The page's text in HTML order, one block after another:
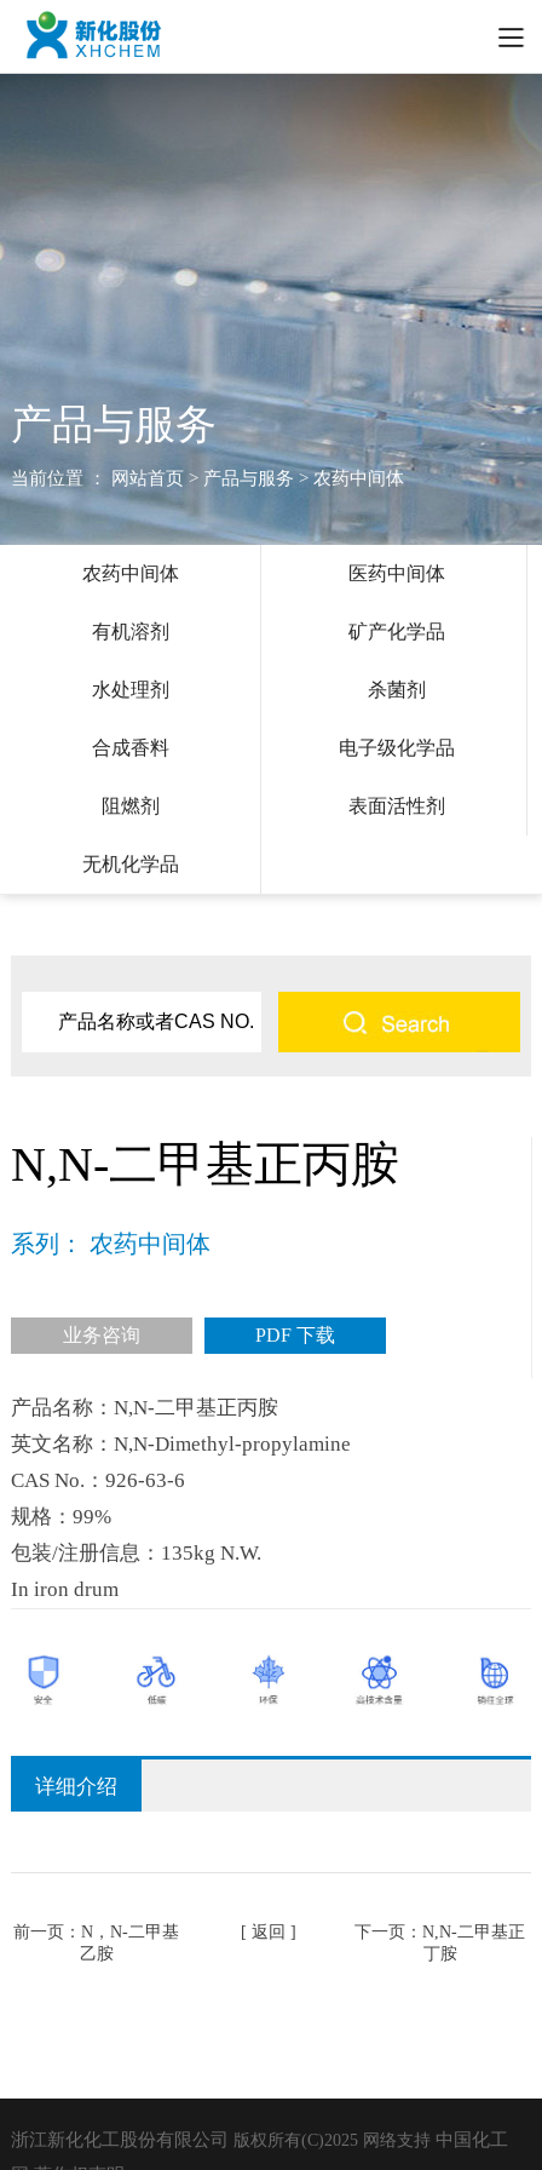
产品与服务
当前位置 ： 网站首页> 产品与服务 > 农药中间体
农药中间体 医药中间体
有机溶剂 矿产化学品
水处理剂 杀菌剂
合成香料 电子级化学品
阻燃剂 表面活性剂
无机化学品
N,N-二甲基正丙胺
系列： 农药中间体
业务咨询 PDF 下载
产品名称：N,N-二甲基正丙胺
英文名称：N,N-Dimethyl-propylamine
CAS No.：926-63-6
规格：99%
包装/注册信息：135kg N.W.
In iron drum
详细介绍
前一页：N，N-二甲基
乙胺
[ 返回 ] 下一页：N,N-二甲基正
丁胺
浙江新化化工股份有限公司 版权所有(C)2025网络支持 中国化工